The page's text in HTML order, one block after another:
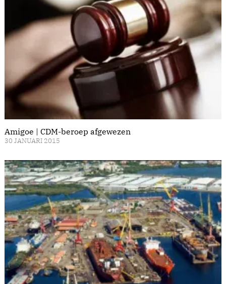
Amigoe | CDM-beroep afgewezen
30 JANUARI 2015